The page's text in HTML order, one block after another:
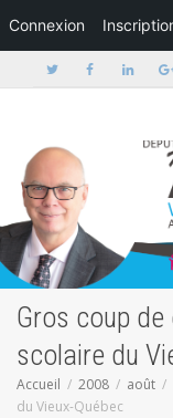
Connexion
Gros coup
scolaire du
Accueil 2008 août
du Vieux-Québec